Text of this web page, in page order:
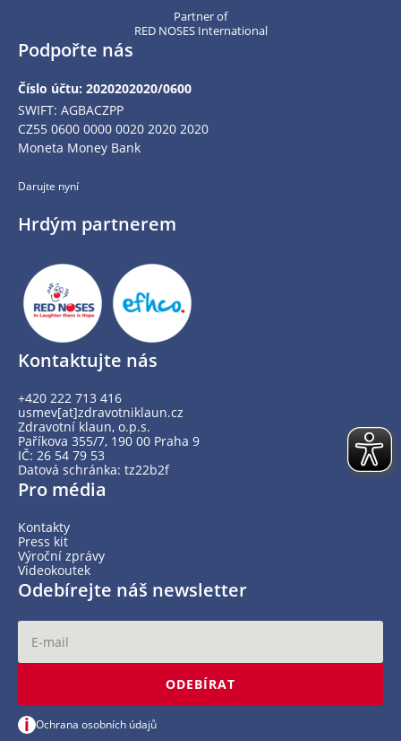
Partner of
RED NOSES International
Podpořte nás
Číslo účtu: 2020202020/0600
SWIFT: AGBACZPP
CZ55 0600 0000 0020 2020 2020
Moneta Money Bank
Darujte nyní
Hrdým partnerem
Kontaktujte nás
+420 222 713 416
usmev[at]zdravotniklaun.cz
Zdravotní klaun, o.p.s.
Paříkova 355/7, 190 00 Praha 9
IČ: 26 54 79 53
Datová schránka: tz22b2f
Pro média
Kontakty
Press kit
Výroční zprávy
Videokoutek
Odebírejte náš newsletter
ODEBÍRAT
i Ochrana osobních údajů